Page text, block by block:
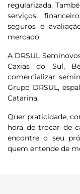
regularizada.
serviços
seguros e
mercado.
A DRSUL
Caxias do Sul,
comercializar
Grupo DRSUL,
Catarina.
Quer praticidade,
hora de trocar de
encontre o seu
quem entende de